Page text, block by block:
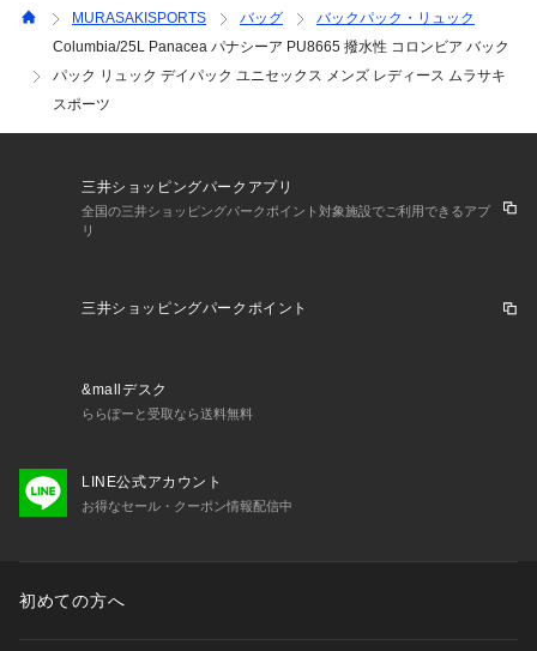
ー名が異なる場合がございます。
※着用、お取り扱いの際は、商品についている品質表示とアテ
・・・・・・・・・・・・・・・・・・・・・・
★お気に入り登録のおすすめ★
状況の確認が可能です。
お買い物リストの管理に是非ご利用下さい。
・・・・・・・・・・・・・・・・・・・・・・
sports_fujimi】
MURASAKISPORTS バッグ
バックパック・リュック
Columbia/25L Panacea パナシーア PU8665 撥水性 コロンビア バック
パック リュック デイパック ユニセックス メンズ レディース ムラサキ
スポーツ
三井ショッピングパークアプリ
全国の三井ショッピングパークポイント対象施設でご利用できるアプ
リ
三井ショッピングパークポイント
&mallデスク
ららぽーと受取なら送料無料
LINE公式アカウント
お得なセール・クーポン情報配信中
初めての方へ